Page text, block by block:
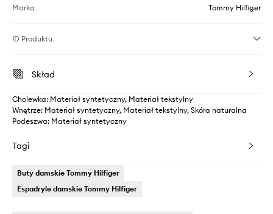
Marka Tommy Hilfiger
ID Produktu
Skład
Cholewka: Materiał syntetyczny, Materiał tekstylny
Wnętrze: Materiał syntetyczny, Materiał tekstylny, Skóra naturalna
Podeszwa: Materiał syntetyczny
Tagi
Buty damskie Tommy Hilfiger
Espadryle damskie Tommy Hilfiger